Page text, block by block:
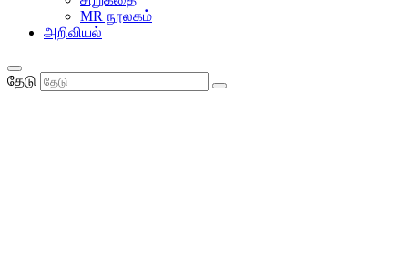
MR நூலகம்
அறிவியல்
தேடு